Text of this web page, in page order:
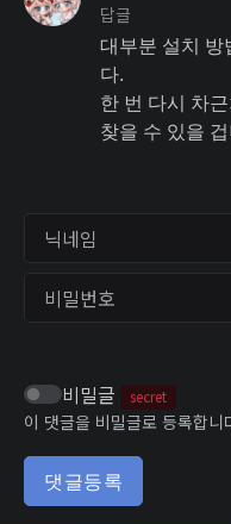
답글
대부분 설치 방
다.
한 번 다시 차
찾을 수 있을
닉네임
비밀번호
비밀글 secret
이 댓글을 비밀글로 등록합니
댓글등록